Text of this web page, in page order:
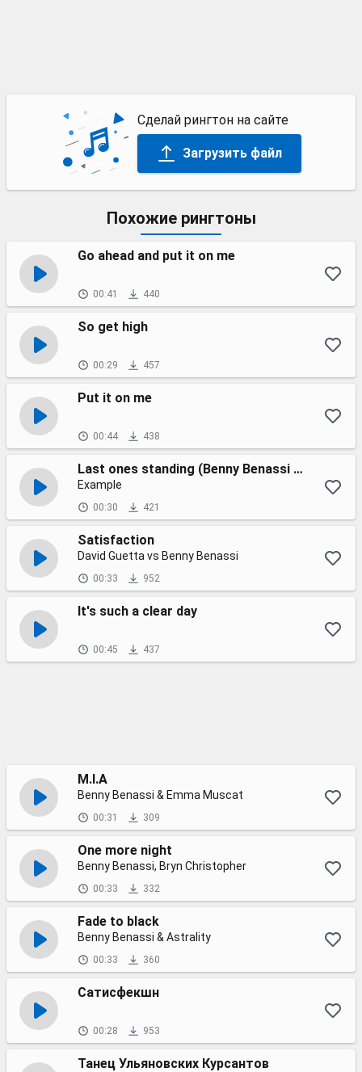
Сделай рингтон на сайте
Загрузить файл
Похожие рингтоны
Go ahead and put it on me
00:41 440
So get high
00:29 457
Put it on me
00:44 438
Last ones standing (Benny Benassi remix)
Example
00:30 421
Satisfaction
David Guetta vs Benny Benassi
00:33 952
It's such a clear day
00:45 437
M.I.A
Benny Benassi & Emma Muscat
00:31 309
One more night
Benny Benassi, Bryn Christopher
00:33 332
Fade to black
Benny Benassi & Astrality
00:33 360
Сатисфекшн
00:28 953
Танец Ульяновских Курсантов